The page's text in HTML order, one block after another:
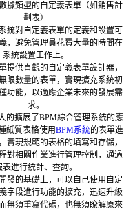
據類型的自定義表單（如銷售計
劃表）
統對自定義表單的定義和設置可
，避免管理員花費大量的時間在
系統設置工作上。
提供直觀的自定義表單設計器，
限數量的表單，實現擴充系統初
功能，以適應企業未來的發展需
求。
的擴展了BPM綜合管理系統的應
紙質表格使用BPM系統的表單進
實現規範的表格的填寫和存儲，
對相關作業進行管理控制，通過
表進行統計、查詢。
發的基礎上，可以自己使用自定
字段進行功能的擴充，迅速升級
無須重寫代碼，也無須瞭解原來